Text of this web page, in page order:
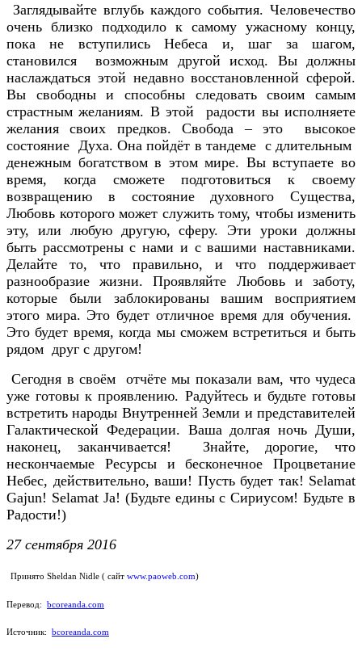
Заглядывайте вглубь каждого события. Человечество
очень близко подходило к самому ужасному концу,
пока не вступились Небеса и, шаг за шагом,
становился возможным другой исход. Вы должны
наслаждаться этой недавно восстановленной сферой.
Вы свободны и способны следовать своим самым
страстным желаниям. В этой радости вы исполняете
желания своих предков. Свобода – это высокое
состояние Духа. Она пойдёт в тандеме с длительным
денежным богатством в этом мире. Вы вступаете во
время, когда сможете подготовиться к своему
возвращению в состояние духовного Существа,
Любовь которого может служить тому, чтобы изменить
эту, или любую другую, сферу. Эти уроки должны
быть рассмотрены с нами и с вашими наставниками.
Делайте то, что правильно, и что поддерживает
разнообразие жизни. Проявляйте Любовь и заботу,
которые были заблокированы вашим восприятием
этого мира. Это будет отличное время для обучения.
Это будет время, когда мы сможем встретиться и быть
рядом друг с другом!
Сегодня в своём отчёте мы показали вам, что чудеса
уже готовы к проявлению. Радуйтесь и будьте готовы
встретить народы Внутренней Земли и представителей
Галактической Федерации. Ваша долгая ночь Души,
наконец, заканчивается! Знайте, дорогие, что
нескончаемые Ресурсы и бесконечное Процветание
Небес, действительно, ваши! Пусть будет так! Selamat
Gajun! Selamat Ja! (Будьте едины с Сириусом! Будьте в
Радости!)
27 сентября 2016
Принято Sheldan Nidle ( сайт www.paoweb.com)
Перевод: bcoreanda.com
Источник: bcoreanda.com